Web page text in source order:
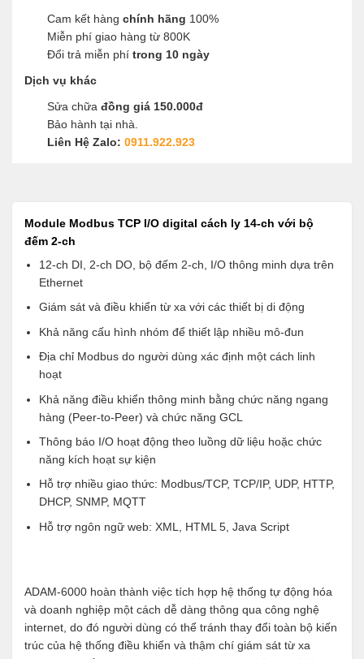
Cam kết hàng chính hãng 100%
Miễn phí giao hàng từ 800K
Đổi trả miễn phí trong 10 ngày
Dịch vụ khác
Sửa chữa đồng giá 150.000đ
Bảo hành tại nhà.
Liên Hệ Zalo: 0911.922.923
Module Modbus TCP I/O digital cách ly 14-ch với bộ
đếm 2-ch
12-ch DI, 2-ch DO, bộ đếm 2-ch, I/O thông minh dựa trên
Ethernet
Giám sát và điều khiển từ xa với các thiết bị di động
Khả năng cấu hình nhóm để thiết lập nhiều mô-đun
Địa chỉ Modbus do người dùng xác định một cách linh
hoạt
Khả năng điều khiển thông minh bằng chức năng ngang
hàng (Peer-to-Peer) và chức năng GCL
Thông báo I/O hoạt động theo luồng dữ liệu hoặc chức
năng kích hoạt sự kiện
Hỗ trợ nhiều giao thức: Modbus/TCP, TCP/IP, UDP, HTTP,
DHCP, SNMP, MQTT
Hỗ trợ ngôn ngữ web: XML, HTML 5, Java Script
ADAM-6000 hoàn thành việc tích hợp hệ thống tự động hóa
và doanh nghiệp một cách dễ dàng thông qua công nghệ
internet, do đó người dùng có thể tránh thay đổi toàn bộ kiến
trúc của hệ thống điều khiển và thậm chí giám sát từ xa